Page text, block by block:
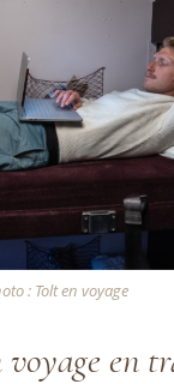
: Tolt en voyage
en